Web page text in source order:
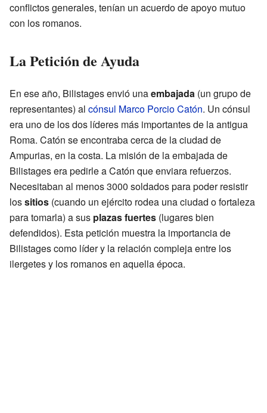
conflictos generales, tenían un acuerdo de apoyo mutuo
con los romanos.
La Petición de Ayuda
En ese año, Bilistages envió unaembajada (un grupo de
representantes) al cónsul Marco Porcio Catón. Un cónsul
era uno de los dos líderes más importantes de la antigua
Roma. Catón se encontraba cerca de la ciudad de
Ampurias, en la costa. La misión de la embajada de
Bilistages era pedirle a Catón que enviara refuerzos.
Necesitaban al menos 3000 soldados para poder resistir
lossitios (cuando un ejército rodea una ciudad o fortaleza
para tomarla) a sus plazas fuertes (lugares bien
defendidos). Esta petición muestra la importancia de
Bilistages como líder y la relación compleja entre los
ilergetes y los romanos en aquella época.